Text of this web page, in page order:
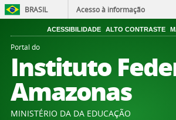
BRASIL Acesso à informação
ACESSIBILIDADE ALTO CONTRASTE
Portal do
Instituto
Amazonas
MINISTÉRIO DA DA EDUCAÇÃO